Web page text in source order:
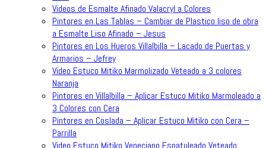
Videos de Esmalte Afinado Valacryl a Colores
Pintores en Las Tablas – Cambiar de Plastico liso de obra
a Esmalte Liso Afinado – Jesus
Pintores en Los Hueros Villalbilla – Lacado de Puertas y
Armarios – Jefrey
Video Estuco Mitiko Marmolizado Veteado a 3 colores
Naranja
Pintores en Villalbilla – Aplicar Estuco Mitiko Marmoleado a
3 Colores con Cera
Pintores en Coslada – Aplicar Estuco Mitiko con Cera –
Parrilla
Video Estuco Mitiko Veneciano Espatuleado Veteado